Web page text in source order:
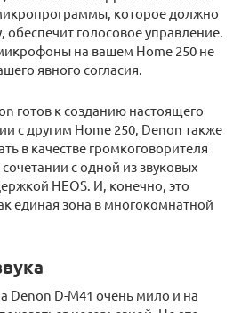
которое должно
обеспечит голосовое управление.
на вашем Home 250 не
явного согласия.
готов к созданию настоящего
с другим Home 250, Denon также
в качестве громкоговорителя
с одной из звуковых
HEOS. И, конечно, это
единая зона в многокомнатной
Denon D-M41 очень мило и на